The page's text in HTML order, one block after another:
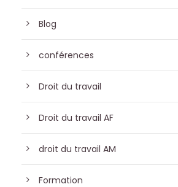
Blog
conférences
Droit du travail
Droit du travail AF
droit du travail AM
Formation